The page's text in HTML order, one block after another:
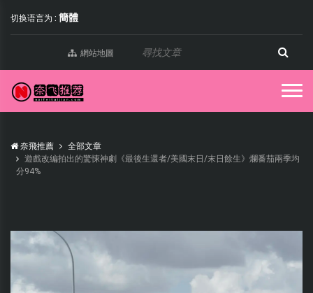
切换语言为 : 簡體
網站地圖
奈飛推薦
全部文章
遊戲改編拍出的驚悚神劇《最後生還者/美國末日/末日餘生》爛番茄兩季均
分94%